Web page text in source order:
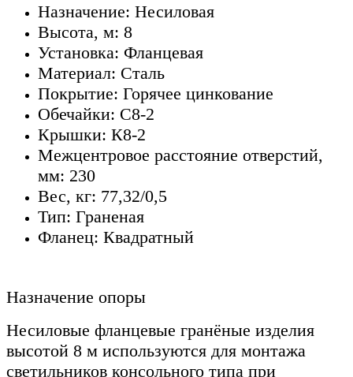
Назначение: Несиловая
Высота, м: 8
Установка: Фланцевая
Материал: Сталь
Покрытие: Горячее цинкование
Обечайки: С8-2
Крышки: К8-2
Межцентровое расстояние отверстий,
мм: 230
Вес, кг: 77,32/0,5
Тип: Граненая
Фланец: Квадратный
Назначение опоры
Несиловые фланцевые гранёные изделия
высотой 8 м используются для монтажа
светильников консольного типа при